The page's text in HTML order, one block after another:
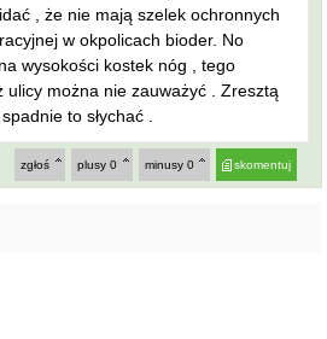
, że nie mają szelek ochronnych
w okpolicach bioder. No
wysokości kostek nóg , tego
ulicy można nie zauważyć . Zresztą
to słychać .
skomentuj
minusy 0
plusy 0
zgłoś